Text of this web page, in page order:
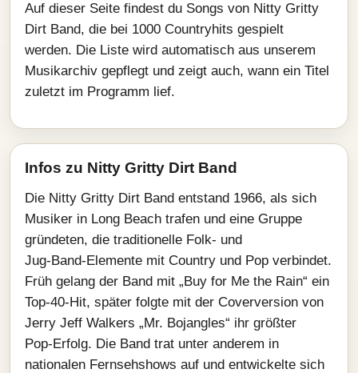
Auf dieser Seite findest du Songs von Nitty Gritty
Dirt Band, die bei 1000 Countryhits gespielt
werden. Die Liste wird automatisch aus unserem
Musikarchiv gepflegt und zeigt auch, wann ein Titel
zuletzt im Programm lief.
Infos zu Nitty Gritty Dirt Band
Die Nitty Gritty Dirt Band entstand 1966, als sich
Musiker in Long Beach trafen und eine Gruppe
gründeten, die traditionelle Folk‑ und
Jug‑Band‑Elemente mit Country und Pop verbindet.
Früh gelang der Band mit „Buy for Me the Rain“ ein
Top‑40‑Hit, später folgte mit der Coverversion von
Jerry Jeff Walkers „Mr. Bojangles“ ihr größter
Pop‑Erfolg. Die Band trat unter anderem in
nationalen Fernsehshows auf und entwickelte sich